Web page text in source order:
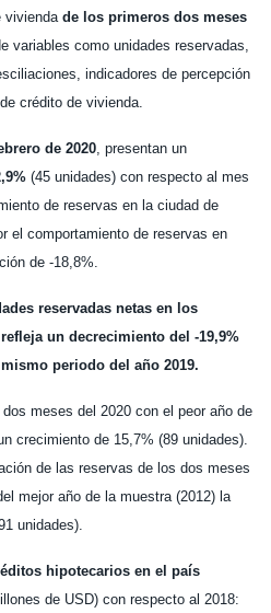
vivienda de los primeros dos meses
variables como unidades reservadas,
indicadores de percepción
crédito de vivienda.
de 2020, presentan un
(45 unidades) con respecto al mes
de reservas en la ciudad de
el comportamiento de reservas en
de -18,8%.
reservadas netas en los
un decrecimiento del -19,9%
periodo del año 2019.
meses del 2020 con el peor año de
crecimiento de 15,7% (89 unidades).
de las reservas de los dos meses
mejor año de la muestra (2012) la
unidades).
hipotecarios en el país
de USD) con respecto al 2018: